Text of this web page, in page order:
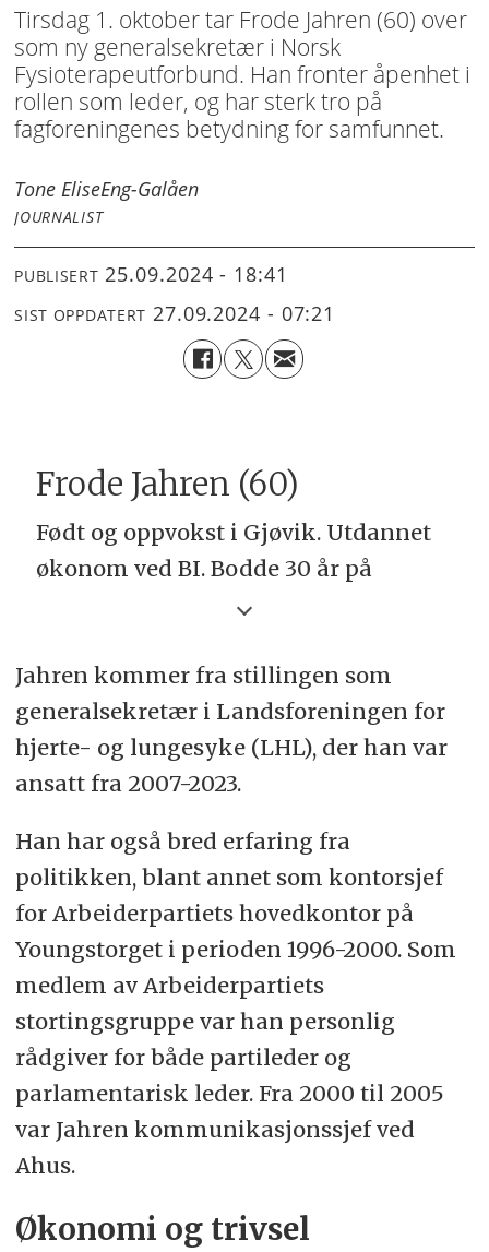
Tirsdag 1. oktober tar Frode Jahren (60) over
som ny generalsekretær i Norsk
Fysioterapeutforbund. Han fronter åpenhet i
rollen som leder, og har sterk tro på
fagforeningenes betydning for samfunnet.
Tone EliseEng-Galåen
JOURNALIST
PUBLISERT 25.09.2024 - 18:41
SIST OPPDATERT 27.09.2024 - 07:21
Frode Jahren (60)
Født og oppvokst i Gjøvik. Utdannet
økonom ved BI. Bodde 30 år på
Hadeland, men har nylig flyttet til
voksen datter og tre barnebarn.
Følger med på amerikansk politikk
og går ofte tur med bikkja. Har jobbet
innen rehabiliteringsfeltet i mange
nøkkelfaktorene for å løse
utfordringene helsevesenet står
overfor. Mener miksen av
helsepersonell bør bestå av flere
fysioterapeuter.
Jahren kommer fra stillingen som
generalsekretær i Landsforeningen for
hjerte- og lungesyke (LHL), der han var
ansatt fra 2007-2023.
Han har også bred erfaring fra
politikken, blant annet som kontorsjef
for Arbeiderpartiets hovedkontor på
Youngstorget i perioden 1996-2000. Som
medlem av Arbeiderpartiets
stortingsgruppe var han personlig
rådgiver for både partileder og
parlamentarisk leder. Fra 2000 til 2005
var Jahren kommunikasjonssjef ved
Ahus.
Økonomi og trivsel